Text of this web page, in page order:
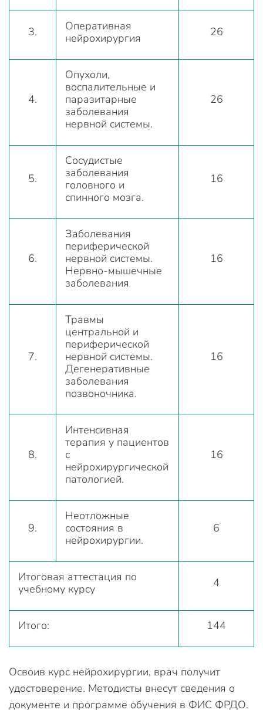
3.
Оперативная
нейрохирургия
26
4.
Опухоли,
воспалительные и
паразитарные
заболевания
нервной системы.
26
5.
Сосудистые
заболевания
головного и
спинного мозга.
16
6.
Заболевания
периферической
нервной системы.
Нервно-мышечные
заболевания
16
7.
Травмы
центральной и
периферической
нервной системы.
Дегенеративные
заболевания
позвоночника.
16
8.
Интенсивная
терапия у пациентов
с
нейрохирургической
патологией.
16
9.
Неотложные
состояния в
нейрохирургии.
6
Итоговая аттестация по
учебному курсу
4
Итого: 144
Освоив курс нейрохирургии, врач получит
удостоверение. Методисты внесут сведения о
документе и программе обучения в ФИС ФРДО.